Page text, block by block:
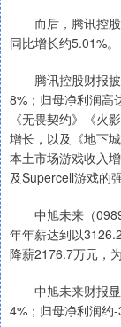
而后，腾讯控股
同比增长约5.01%。
腾讯控股财报披
8%；归母净利润高
《无畏契约》《火
增长，以及《地下
本土市场游戏收入
及Supercell游戏的
中旭未来（
年年薪达到以
降薪2176.7万元，
中旭未来财报显
4%；归母净利润约-